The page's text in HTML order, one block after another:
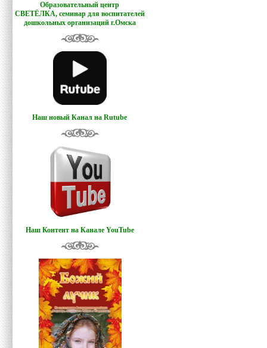
Образовательный центр
СВЕТЁЛКА, семинар для воспитателей
дошкольных организаций г.Омска
Наш новый Канал на Rutube
Наш Контент на Канале YouTube